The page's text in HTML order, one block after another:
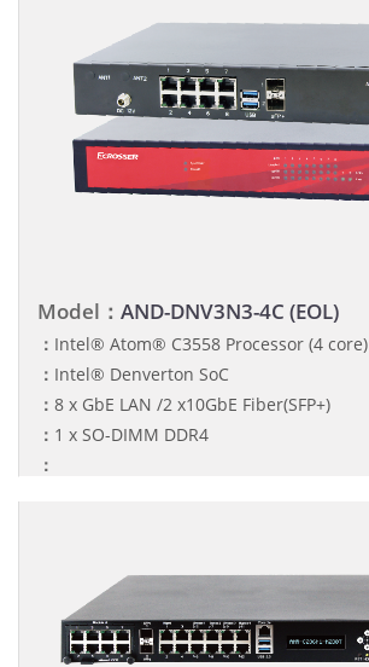
Model： AND-DNV3N3-4C (EOL)
： Intel® Atom® C3558 Processor (4 core)
： Intel® Denverton SoC
： 8 x GbE LAN /2 x10GbE Fiber(SFP+)
： 1 x SO-DIMM DDR4
：